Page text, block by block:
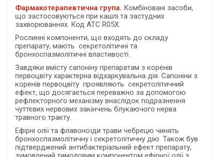
Фармакотерапевтична група. Комбіновані засоби,
що застосовуються при кашлі та застудних
захворюваннях. Код АТС R05Х.
Рослинні компоненти, що входять до складу
препарату, мають секретолітичні та
бронхоспазмолітичні властивості.
Завдяки вмісту сапоніну препаратам з коренів
первоцвіту характерна відхаркувальна дія. Сапоніни з
коренів первоцвіту проявляють секретолітичний
ефект, що досягається переважно за допомогою
рефлекторного механізму внаслідок подразнення
чуттєвих нервових закінчень блукаючого нерва
травного тракту.
Ефірні олії та флавоноїди трави чебрецю чинять
бронхоспазмолітичну і секретолітичну дію. Також був
підтверджений антибактеріальний ефект препарату,